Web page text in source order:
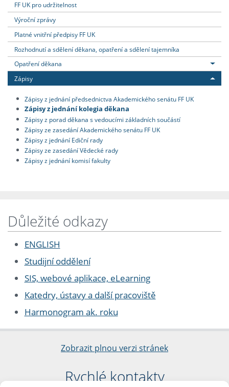
FF UK pro udržitelnost
Výroční zprávy
Platné vnitřní předpisy FF UK
Rozhodnutí a sdělení děkana, opatření a sdělení tajemníka
Opatření děkana
Zápisy
Zápisy z jednání předsednictva Akademického senátu FF UK
Zápisy z jednání kolegia děkana
Zápisy z porad děkana s vedoucími základních součástí
Zápisy ze zasedání Akademického senátu FF UK
Zápisy z jednání Ediční rady
Zápisy ze zasedání Vědecké rady
Zápisy z jednání komisí fakulty
Důležité odkazy
ENGLISH
Studijní oddělení
SIS, webové aplikace, eLearning
Katedry, ústavy a další pracoviště
Harmonogram ak. roku
Zobrazit plnou verzi stránek
Rychlé kontakty